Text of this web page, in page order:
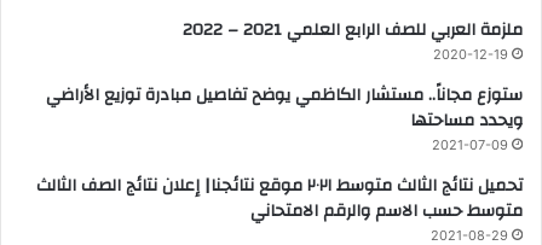
ملزمة العربي للصف الرابع العلمي 2021 – 2022
2020-12-19
ستوزع مجاناً.. مستشار الكاظمي يوضح تفاصيل مبادرة توزيع الأراضي
ويحدد مساحتها
2021-07-09
تحميل نتائج الثالث متوسط ٢٠٢١ موقع نتائجنا| إعلان نتائج الصف الثالث
متوسط حسب الاسم والرقم الامتحاني
2021-08-29